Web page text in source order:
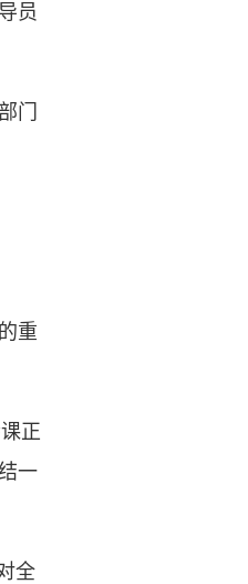
员
门
重
正
一
全